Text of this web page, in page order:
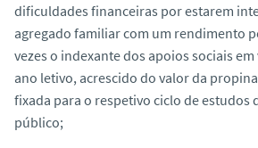
dificuldades financeiras por estarem
agregado familiar com um rendimento
vezes o indexante dos apoios sociais
ano letivo, acrescido do valor da
fixada para o respetivo ciclo de estudos
público;